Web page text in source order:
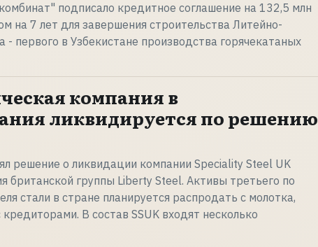
подписало кредитное соглашение на 132,5 млн
на 7 лет для завершения строительства Литейно-
- первого в Узбекистане производства горячекатаных
компания в
ликвидируется по решению
решение о ликвидации компании Speciality Steel UK
британской группы Liberty Steel. Активы третьего по
стали в стране планируется распродать с молотка,
В состав SSUK входят несколько